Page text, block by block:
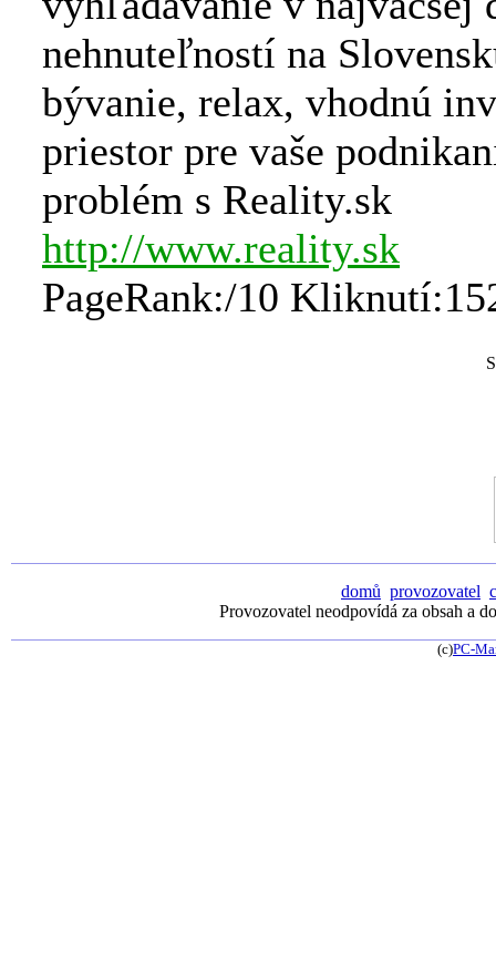
nehnuteľností na
bývanie, relax, vhodnú
priestor pre vaše
problém s Reality.sk
http://www.reality.sk
PageRank:/10
domů provozovatel
Provozovatel neodpovídá za obsah a
(c)PC-